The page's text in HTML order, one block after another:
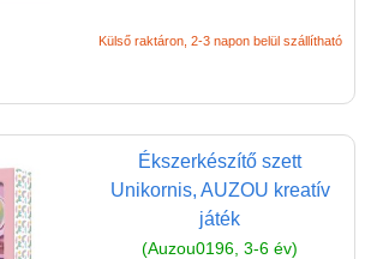
Külső raktáron, 2-3 napon belül szállítható
Ékszerkészítő szett
Unikornis, AUZOU kreatív
játék
(Auzou0196, 3-6 év)
kedvezmény
Garancia
Játék rendelés - Az internetes
vásárlás előnyei